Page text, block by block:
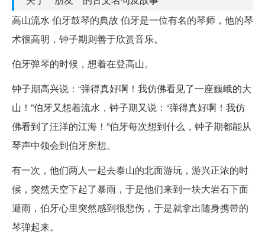
高山流水 伯牙鼓琴的典故 伯牙是一位有名的琴师，他的琴
术很高明，钟子期则善于欣赏音乐。
伯牙弹琴的时候，想着在登高山。
钟子期高兴说：“弹得真好啊！我仿佛看见了一座巍峨的大
山！”伯牙又想着流水，钟子期又说：“弹得真好啊！我仿
佛看到了汪洋的江海！”伯牙每次想到什么，钟子期都能从
琴声中领会到伯牙所想。
有一次，他们两人一起去泰山的北面游玩，游兴正浓的时
候，突然天空下起了暴雨，于是他们来到一块大岩石下面
避雨，伯牙心里突然感到很悲伤，于是就拿出随身携带的
琴弹起来。